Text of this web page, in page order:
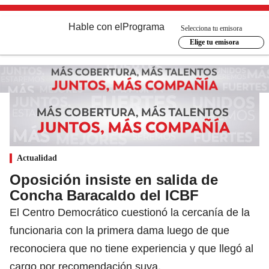
Hable con el Programa
Selecciona tu emisora
Elige tu emisora
Actualidad
Oposición insiste en salida de
Concha Baracaldo del ICBF
El Centro Democrático cuestionó la cercanía de la
funcionaria con la primera dama luego de que
reconociera que no tiene experiencia y que llegó al
cargo por recomendación suya.